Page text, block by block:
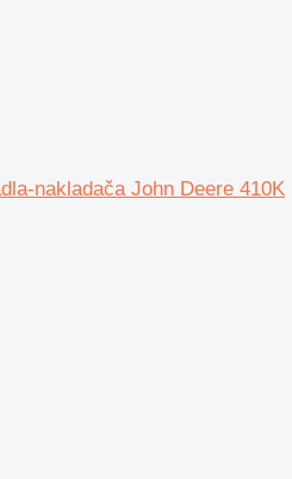
nakladača John Deere 410K